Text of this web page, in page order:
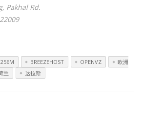
Pakhal Rd.
256M BREEZEHOST OPENVZ
欧洲
兰 达拉斯